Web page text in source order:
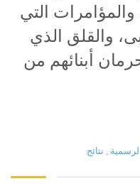
التي
والقلق الذي
أبنائهم من
نتائج